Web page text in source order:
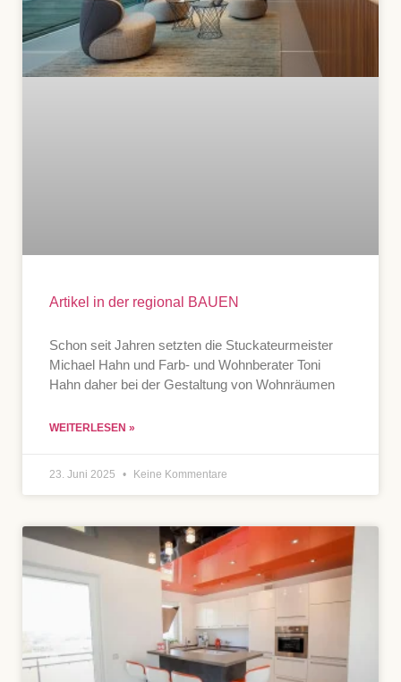
Artikel in der regional BAUEN
Schon seit Jahren setzten die Stuckateurmeister
Michael Hahn und Farb- und Wohnberater Toni
Hahn daher bei der Gestaltung von Wohnräumen
WEITERLESEN »
23. Juni 2025 Keine Kommentare